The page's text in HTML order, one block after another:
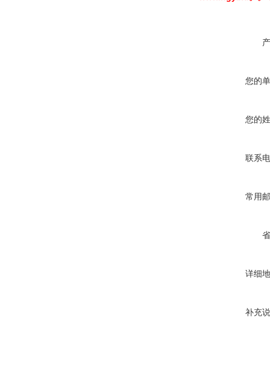
您的
您的
联系
常用
详细
补充